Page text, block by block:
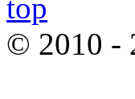
© 2010 -